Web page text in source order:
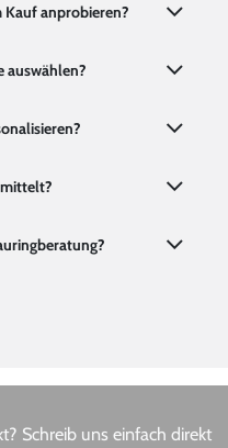
Kauf anprobieren?
auswählen?
Schreib uns einfach direkt